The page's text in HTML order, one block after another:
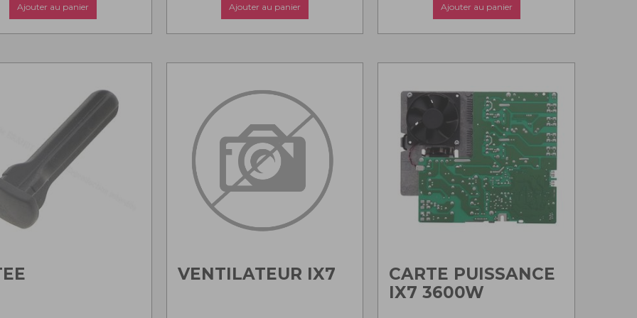
Ajouter au panier Ajouter au panier Ajouter au panier
VENTILATEUR IX7
CARTE PUISSANCE
IX7 3600W